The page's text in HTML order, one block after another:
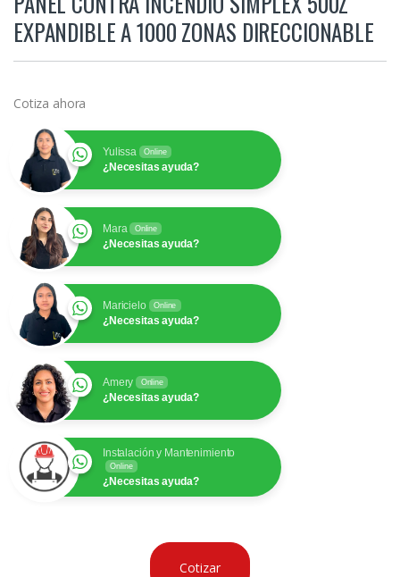
EXPANDIBLE A 1000 ZONAS DIRECCIONABLE
Cotiza ahora
Yulissa Online
¿Necesitas ayuda?
Mara Online
¿Necesitas ayuda?
Maricielo Online
¿Necesitas ayuda?
Amery Online
¿Necesitas ayuda?
Instalación y Mantenimiento
Online
¿Necesitas ayuda?
Cotizar